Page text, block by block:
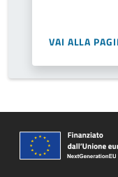
VAI ALLA